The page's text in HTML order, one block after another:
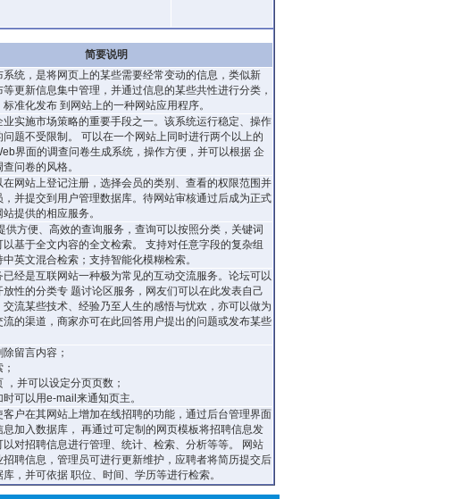
简要说明
系统，是将网页上的某些需要经常变动的信息，类似新
等更新信息集中管理，并通过信息的某些共性进行分类，
准化发布 到网站上的一种网站应用程序。
业实施市场策略的重要手段之一。该系统运行稳定、操作
问题不受限制。 可以在一个网站上同时进行两个以上的
界面的调查问卷生成系统，操作方便，并可以根据 企
问卷的风格。
在网站上登记注册，选择会员的类别、查看的权限范围并
，并提交到用户管理数据库。待网站审核通过后成为正式
提供的相应服务。
供方便、高效的查询服务，查询可以按照分类，关键词
基于全文内容的全文检索。 支持对任意字段的复杂组
英文混合检索；支持智能化模糊检索。
已经是互联网站一种极为常见的互动交流服务。论坛可以
放性的分类专 题讨论区服务，网友们可以在此发表自己
交流某些技术、经验乃至人生的感悟与忧欢，亦可以做为
流的渠道，商家亦可在此回答用户提出的问题或发布某些
留言内容；
，并可以设定分页页数；
可以用e-mail来通知页主。
客户在其网站上增加在线招聘的功能，通过后台管理界面
息加入数据库， 再通过可定制的网页模板将招聘信息发
以对招聘信息进行管理、统计、检索、分析等等。 网站
招聘信息，管理员可进行更新维护，应聘者将简历提交后
，并可依据 职位、时间、学历等进行检索。